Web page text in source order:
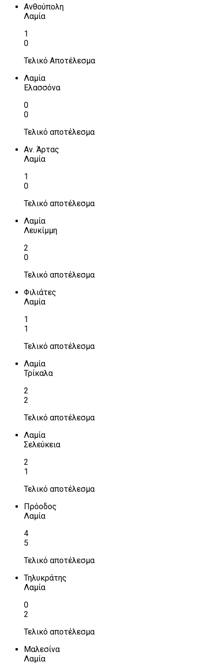
Ανθούπολη
Λαμία
1
0
Τελικό Αποτέλεσμα
Λαμία
Ελασσόνα
0
0
Τελικό αποτέλεσμα
Αν. Άρτας
Λαμία
1
0
Τελικό αποτέλεσμα
Λαμία
Λευκίμμη
2
0
Τελικό αποτέλεσμα
Φιλιάτες
Λαμία
1
1
Τελικό αποτέλεσμα
Λαμία
Τρίκαλα
2
2
Τελικό αποτέλεσμα
Λαμία
Σελεύκεια
2
1
Τελικό αποτέλεσμα
Πρόοδος
Λαμία
4
5
Τελικό αποτέλεσμα
Τηλυκράτης
Λαμία
0
2
Τελικό αποτέλεσμα
Μαλεσίνα
Λαμία